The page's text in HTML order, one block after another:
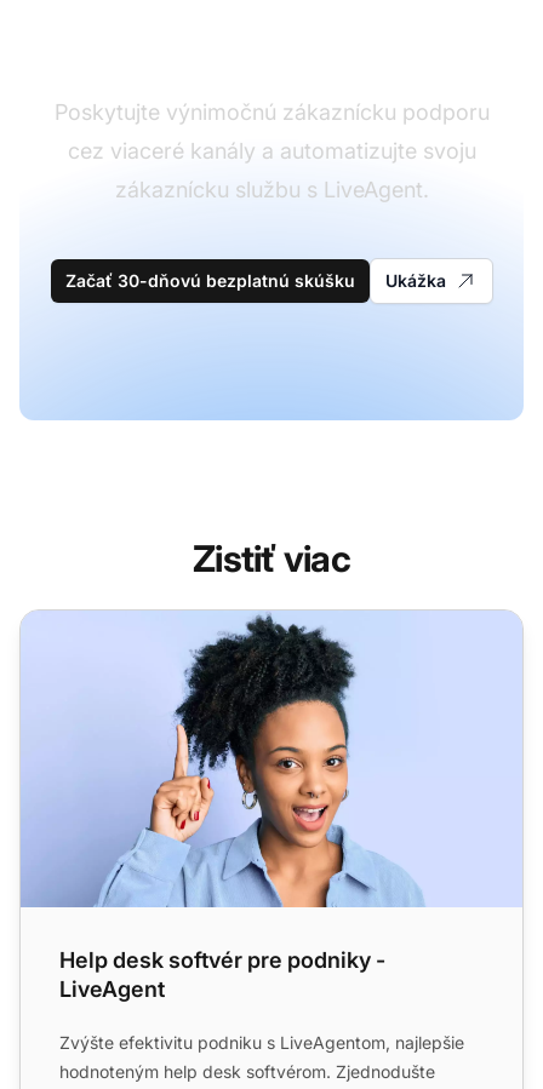
Poskytujte výnimočnú zákaznícku podporu
cez viaceré kanály a automatizujte svoju
zákaznícku službu s LiveAgent.
Začať 30-dňovú bezplatnú skúšku Ukážka
Zistiť viac
Help desk softvér pre podniky - LiveAgent
Help desk softvér pre podniky -
LiveAgent
Zvýšte efektivitu podniku s LiveAgentom, najlepšie
hodnoteným help desk softvérom. Zjednodušte